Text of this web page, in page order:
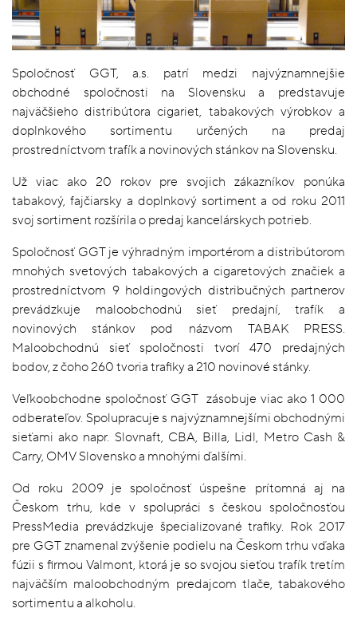
Spoločnosť GGT, a.s. patrí medzi najvýznamnejšie
obchodné spoločnosti na Slovensku a predstavuje
najväčšieho distribútora cigariet, tabakových výrobkov a
doplnkového sortimentu určených na predaj
prostredníctvom trafík a novinových stánkov na Slovensku.
Už viac ako 20 rokov pre svojich zákazníkov ponúka
tabakový, fajčiarsky a doplnkový sortiment a od roku 2011
svoj sortiment rozšírila o predaj kancelárskych potrieb.
Spoločnosť GGT je výhradným importérom a distribútorom
mnohých svetových tabakových a cigaretových značiek a
prostredníctvom 9 holdingových distribučných partnerov
prevádzkuje maloobchodnú sieť predajní, trafík a
novinových stánkov pod názvom TABAK PRESS.
Maloobchodnú sieť spoločnosti tvorí 470 predajných
bodov, z čoho 260 tvoria trafiky a 210 novinové stánky.
Veľkoobchodne spoločnosť GGT zásobuje viac ako 1 000
odberateľov. Spolupracuje s najvýznamnejšími obchodnými
sieťami ako napr. Slovnaft, CBA, Billa, Lidl, Metro Cash &
Carry, OMV Slovensko a mnohými ďalšími.
Od roku 2009 je spoločnosť úspešne prítomná aj na
Českom trhu, kde v spolupráci s českou spoločnosťou
PressMedia prevádzkuje špecializované trafiky. Rok 2017
pre GGT znamenal zvýšenie podielu na Českom trhu vďaka
fúzii s firmou Valmont, ktorá je so svojou sieťou trafík tretím
najväčším maloobchodným predajcom tlače, tabakového
sortimentu a alkoholu.